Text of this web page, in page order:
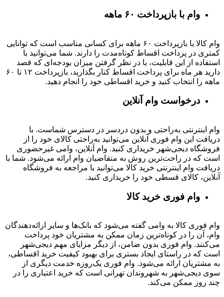
وام با بازپرداخت ۶۰ ماهه
وام کالا با بازپرداخت ۶۰ ماهه برای کسانی مناسب است که توانایی
کمتری در پرداخت اقساط کوتاه‌مدت را دارند. شما می‌توانید با
استفاده از این قابلیت، با در نظر گرفتن میزان بودجه‌ای که قصد
دارید هر ماه برای پرداخت اقساط کنار بگذارید، بازپرداخت ۱۲ تا ۶۰
ماهه را انتخاب کنید و خرید اقساطی خود را انجام دهید.
درخواست وام آنلاین
وام اینترنتی به‌راحتی و بدون دردسر در دسترس شماست. با
دریافت این وام فوری آنلاین می‌توانید به‌راحتی کالای خود را از
فروشگاه دیجی‌شهر خریداری کنید. وام آنلاین، وامی غیرحضوری
است که در راحت‌ترین روش به متقاضیان وام ارائه می‌شود. شما با
دریافت وام اینترنتی خرید کالا می‌توانید با مراجعه به فروشگاه
آنلاین، کالای قسطی خود را خریداری کنید.
وام فوری خرید کالا
وام فوری کالا به وامی گفته می‌شود که بانک‌ها و سایر ارائه‌دهندگان
وام، آن را در کوتاه‌ترین زمان ممکن به مشتریان خود پرداخت
می‌کنند. وام فوری بدون ضامن، از دیگر مزایای مهم دیجی‌شهر
است که در راستای ایجاد بستری برای بهبود کیفیت خرید اقساطی،
به مشتریان ارائه می‌شود. وام فوری یک‌روزه خدمت دیگری از
سوی دیجی‌شهر به شهروندان تهرانی است که خرید اعتباری را در
چند روز ممکن می‌کند.